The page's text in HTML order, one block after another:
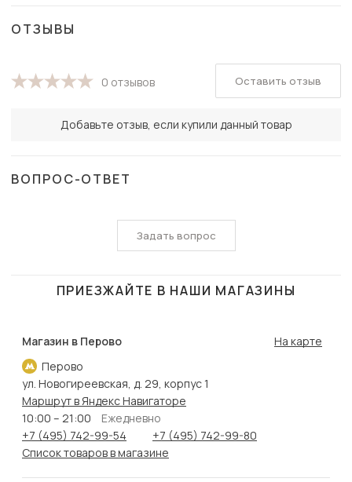
ОТЗЫВЫ
0 отзывов
Добавьте отзыв, если купили данный товар
Оставить отзыв
ВОПРОС-ОТВЕТ
Задать вопрос
ПРИЕЗЖАЙТЕ В НАШИ МАГАЗИНЫ
Магазин в Перово
Перово
На карте
ул. Новогиреевская, д. 29, корпус 1
Маршрут в Яндекс Навигаторе
10:00 – 21:00
Ежедневно
+7 (495) 742-99-54
+7 (495) 742-99-80
Список товаров в магазине